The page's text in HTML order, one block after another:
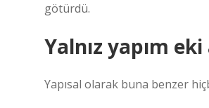
götürdü.
Yalnız yapım eki
Yapısal olarak buna benzer